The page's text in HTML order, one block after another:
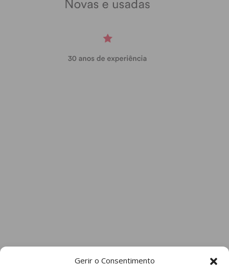
Gerir o Consentimento